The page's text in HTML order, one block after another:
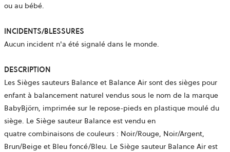
ou au bébé.
INCIDENTS/BLESSURES
Aucun incident n'a été signalé dans le monde.
DESCRIPTION
Les Sièges sauteurs Balance et Balance Air sont des sièges pour
enfant à balancement naturel vendus sous le nom de la marque
BabyBjörn, imprimée sur le repose-pieds en plastique moulé du
siège. Le Siège sauteur Balance est vendu en
quatre combinaisons de couleurs : Noir/Rouge, Noir/Argent,
Brun/Beige et Bleu foncé/Bleu. Le Siège sauteur Balance Air est